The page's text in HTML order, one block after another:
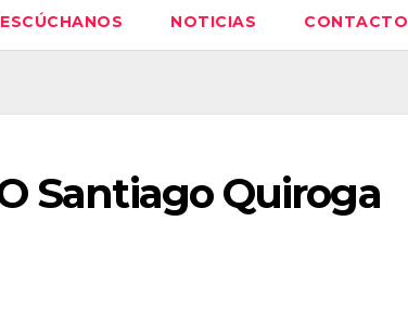
ESCÚCHANOS NOTICIAS CONTACTO
Santiago Quiroga